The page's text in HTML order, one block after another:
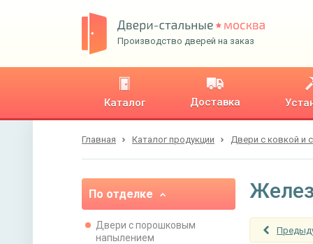
Производство дверей на заказ
Каталог Доставка
Главная Каталог продукции Двери с ковкой и
По отделке
Двери с порошковым
напылением